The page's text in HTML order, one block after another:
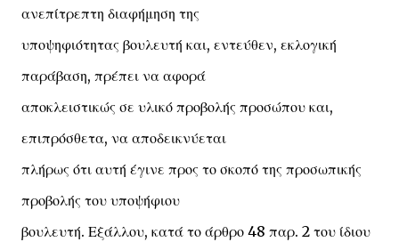
ανεπίτρεπτη διαφήμηση της
υποψηφιότητας βουλευτή και, εντεύθεν, εκλογική
παράβαση, πρέπει να αφορά
αποκλειστικώς σε υλικό προβολής προσώπου και,
επιπρόσθετα, να αποδεικνύεται
πλήρως ότι αυτή έγινε προς το σκοπό της προσωπικής
προβολής του υποψήφιου
βουλευτή. Εξάλλου, κατά το άρθρο 48 παρ. 2 του ίδιου